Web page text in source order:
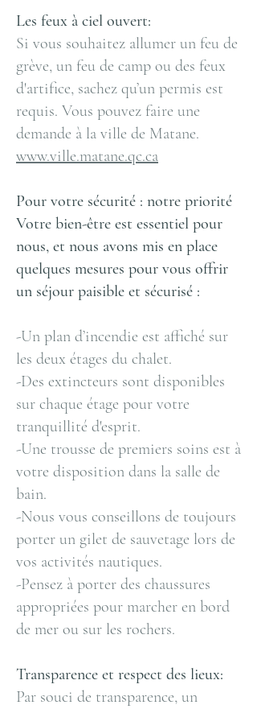
Les feux à ciel ouvert:
Si vous souhaitez allumer un feu de
grève, un feu de camp ou des feux
d'artifice, sachez qu’un permis est
requis. Vous pouvez faire une
demande à la ville de Matane.
www.ville.matane.qc.ca
Pour votre sécurité : notre priorité
Votre bien-être est essentiel pour
nous, et nous avons mis en place
quelques mesures pour vous offrir
un séjour paisible et sécurisé :
-Un plan d’incendie est affiché sur
les deux étages du chalet.
-Des extincteurs sont disponibles
sur chaque étage pour votre
tranquillité d'esprit.
-Une trousse de premiers soins est à
votre disposition dans la salle de
bain.
-Nous vous conseillons de toujours
porter un gilet de sauvetage lors de
vos activités nautiques.
-Pensez à porter des chaussures
appropriées pour marcher en bord
de mer ou sur les rochers.
Transparence et respect des lieux:
Par souci de transparence, un